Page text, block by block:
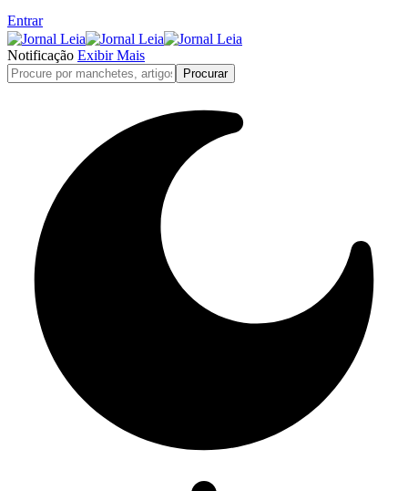
Entrar
Notificação Exibir Mais